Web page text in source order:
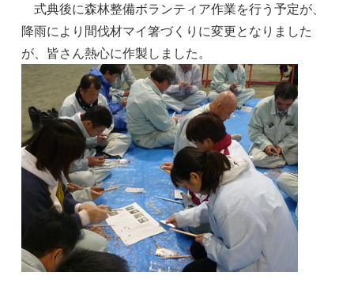
式典後に森林整備ボランティア作業を行う予定が、
降雨により間伐材マイ箸づくりに変更となりました
が、皆さん熱心に作製しました。